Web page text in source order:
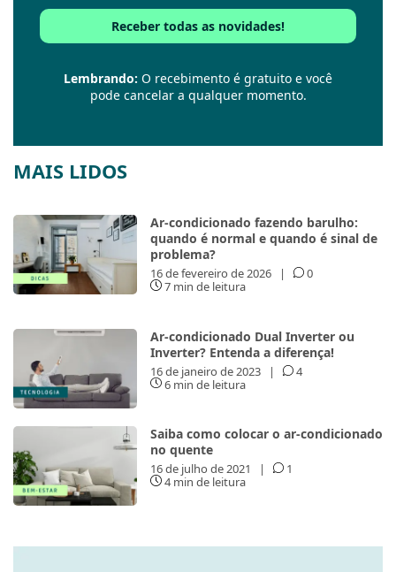
Lembrando: O recebimento é gratuito e você
pode cancelar a qualquer momento.
MAIS LIDOS
Ar-condicionado fazendo barulho:
quando é normal e quando é sinal de
problema?
16 de fevereiro de 2026 |
0
7 min de leitura
Ar-condicionado Dual Inverter ou
Inverter? Entenda a diferença!
16 de janeiro de 2023 |
4
6 min de leitura
Saiba como colocar o ar-condicionado
no quente
16 de julho de 2021 |
1
4 min de leitura